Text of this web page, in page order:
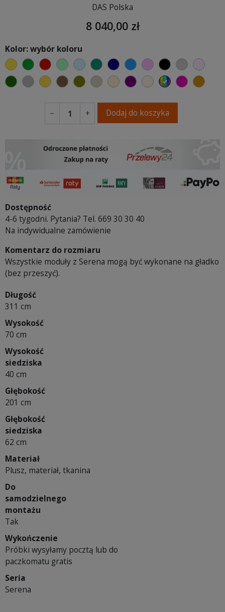
DAS Polska
8 040,00 zł
Kolor: wybór koloru
żółtyzielonyczerwony
miętowybłękitnyturkusowygranatowyniebieski
różowyczarny
butelkowa zieleń
szarymusztardowy
brązowyoliwkowy
beżowyciepły kremowy
fioletowa purpura
ecru beżowy
wybór koloru
fuksja
− + Dodaj do koszyka
Dostępność
4-6 tygodni. Pytania? Tel. 669 30 30 40
Na indywidualne zamówienie
Komentarz do rozmiaru
Wszystkie moduły z Serena mogą być wykonane na gładko
(bez przeszyć).
Długość
311 cm
Wysokość
70 cm
Wysokość
siedziska
40 cm
Głębokość
201 cm
Głębokość
siedziska
62 cm
Materiał
Plusz, materiał, tkanina
Do
samodzielnego
montażu
Tak
Wykończenie
Próbki wysyłamy pocztą lub do
paczkomatu gratis
Seria
Serena